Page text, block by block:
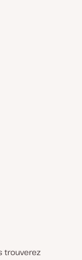
trouverez